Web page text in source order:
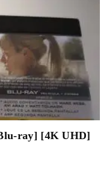
ray] [4K UHD]